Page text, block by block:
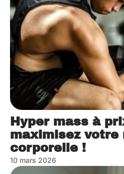
Hyper mass à
maximisez votre
corporelle !
10 mars 2026